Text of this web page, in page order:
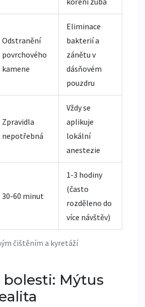
čištěním a kyretáží
Odstranění
povrchového
kamene
Eliminace
bakterií a
zánětu v
dásňovém
pouzdru
Zpravidla
nepotřebná
Vždy se
aplikuje
lokální
anestezie
30-60 minut
1-3 hodiny
(často
rozděleno do
více návštěv)
bolesti: Mýtus